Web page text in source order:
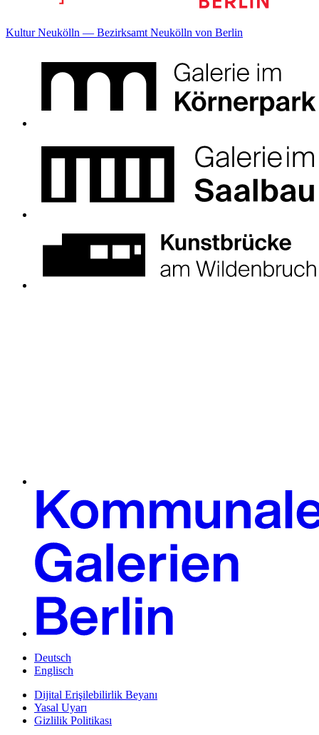
Kultur Neukölln — Bezirksamt Neukölln von Berlin
Deutsch
Englisch
Dijital Erişilebilirlik Beyanı
Yasal Uyarı
Gizlilik Politikası